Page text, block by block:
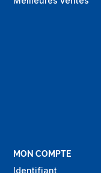
MON COMPTE
Identifiant